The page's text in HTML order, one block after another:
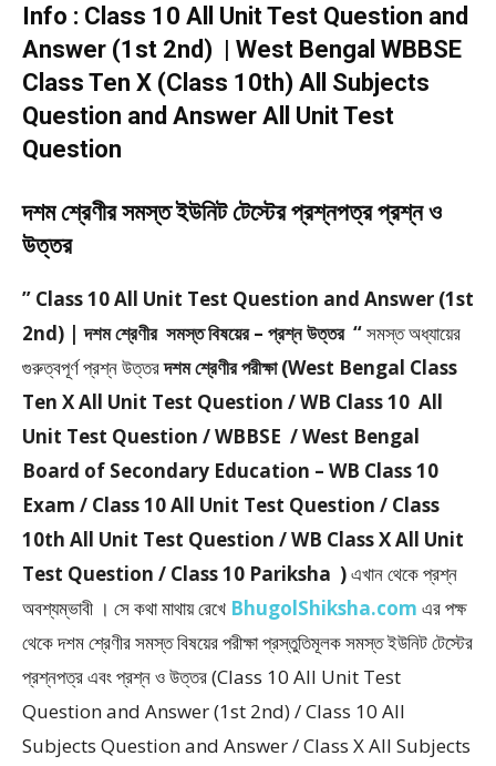
Info : Class 10 All Unit Test Question and
Answer (1st 2nd) | West Bengal WBBSE
Class Ten X (Class 10th) All Subjects
Question and Answer All Unit Test
Question
দশম শ্রেণীর সমস্ত ইউনিট টেস্টের প্রশ্নপত্র প্রশ্ন ও
উত্তর
” Class 10 All Unit Test Question and Answer (1st
2nd) | দশম শ্রেণীর সমস্ত বিষয়ের – প্রশ্ন উত্তর “সমস্ত অধ্যায়ের
গুরুত্বপূর্ণ প্রশ্ন উত্তরদশম শ্রেণীর পরীক্ষা (West Bengal Class
Ten X All Unit Test Question / WB Class 10 All
Unit Test Question / WBBSE / West Bengal
Board of Secondary Education – WB Class 10
Exam / Class 10 All Unit Test Question / Class
10th All Unit Test Question / WB Class X All Unit
Test Question / Class 10 Pariksha )এখান থেকে প্রশ্ন
অবশ্যম্ভাবী । সে কথা মাথায় রেখে BhugolShiksha.com এর পক্ষ
থেকে দশম শ্রেণীর সমস্ত বিষয়ের পরীক্ষা প্রস্তুতিমূলক সমস্ত ইউনিট টেস্টের
প্রশ্নপত্র এবং প্রশ্ন ও উত্তর (Class 10 All Unit Test
Question and Answer (1st 2nd) / Class 10 All
Subjects Question and Answer / Class X All Subjects